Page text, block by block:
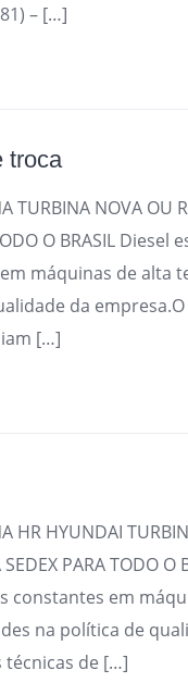
– […]
troca
NOVA OU
O BRASIL
máquinas de alta
da
[…]
HYUNDAI
PARA TODO
constantes em
na política de
técnicas de […]